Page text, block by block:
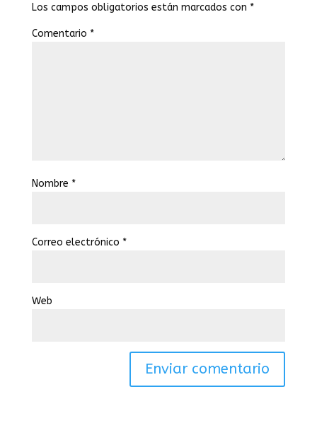
Los campos obligatorios están marcados con *
Comentario *
Nombre *
Correo electrónico *
Web